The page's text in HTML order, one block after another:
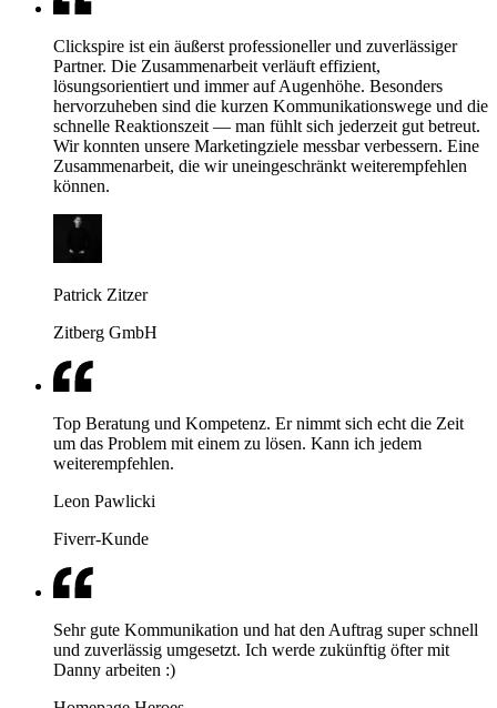
Clickspire ist ein äußerst professioneller und zuverlässiger
Partner. Die Zusammenarbeit verläuft effizient,
lösungsorientiert und immer auf Augenhöhe. Besonders
hervorzuheben sind die kurzen Kommunikationswege und die
schnelle Reaktionszeit — man fühlt sich jederzeit gut betreut.
Wir konnten unsere Marketingziele messbar verbessern. Eine
Zusammenarbeit, die wir uneingeschränkt weiterempfehlen
können.
Patrick Zitzer
Zitberg GmbH
Top Beratung und Kompetenz. Er nimmt sich echt die Zeit
um das Problem mit einem zu lösen. Kann ich jedem
weiterempfehlen.
Leon Pawlicki
Fiverr-Kunde
Sehr gute Kommunikation und hat den Auftrag super schnell
und zuverlässig umgesetzt. Ich werde zukünftig öfter mit
Danny arbeiten :)